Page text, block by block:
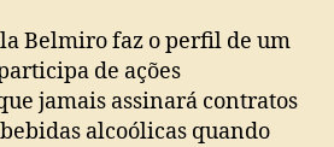
Belmiro faz o perfil de um
de ações
jamais assinará contratos
alcoólicas quando